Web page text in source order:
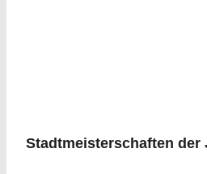
Stadtmeisterschaften der